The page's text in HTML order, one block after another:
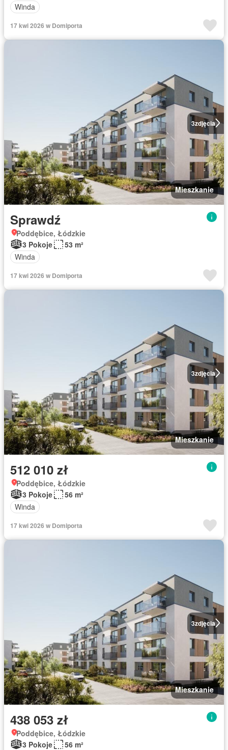
Winda
17 kwi 2026 w Domiporta
3zdjęcia
Mieszkanie
Sprawdź
Poddębice, Łódzkie
3 Pokoje
53 m²
Winda
17 kwi 2026 w Domiporta
3zdjęcia
Mieszkanie
512 010 zł
Poddębice, Łódzkie
3 Pokoje
56 m²
Winda
17 kwi 2026 w Domiporta
3zdjęcia
Mieszkanie
438 053 zł
Poddębice, Łódzkie
3 Pokoje
56 m²